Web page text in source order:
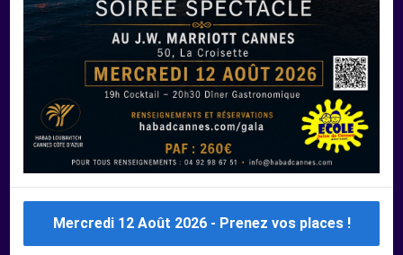
Manger Cacher
Liste des restaurants cacher
Restaurants cacher à Paris
Restaurants cacher à Deauville
Restaurants cacher à Lyon
Restaurants cacher à Marseille
Restaurants cacher Dubaï
Mercredi 12 Août 2026 - Prenez vos places !